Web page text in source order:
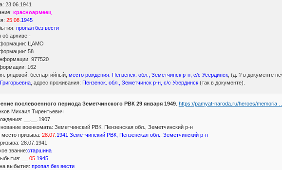
23.06.1941
красноармеец
25.08 1945
пропал без вести
архиве -
ЦАМО
58
977520
162
рядовой; беспартийный;место рождения: Пензенск. обл., Земетчинск р-н, с/с Усердинск , (д. ? в документе
, адрес проживания: Пензенск. обл., Земетчинск р-н, с/с Усердинск(так в документе).
послевоенного периода Земетчинского РВК 29 января 1949. https://pamyat-naroda.ru/heroes/memoria
Михаил Тирентьевич
__.__.1907
военкомата: Земетчинский РВК, Пензенская обл., Земетчинский р-н
место призыва: 28.07. 1941 Земетчинский РВК, Пензенская обл., Земетчинский р-н
28.07.1941
звание:старшина
__.05. 1945
выбытия: пропал без вести